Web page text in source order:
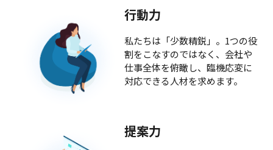
行動力
私たちは「少数精鋭」。1つの役
割をこなすのではなく、会社や
仕事全体を俯瞰し、臨機応変に
対応できる人材を求めます。
提案力